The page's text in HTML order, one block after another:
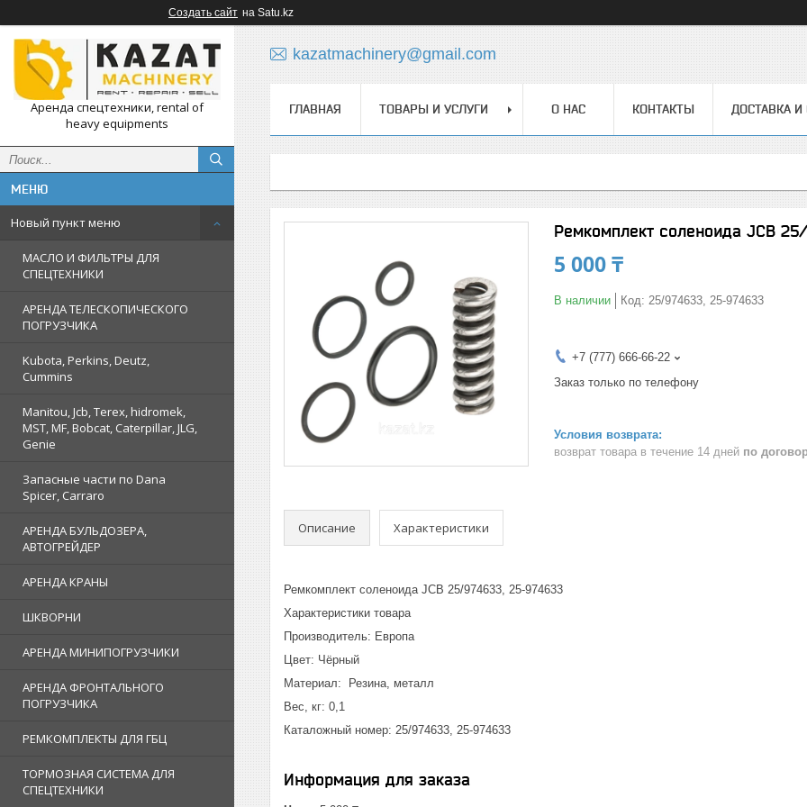
Создать сайт на Satu.kz
Аренда спецтехники, rental of
heavy equipments
Новый пункт меню
МАСЛО И ФИЛЬТРЫ ДЛЯ
СПЕЦТЕХНИКИ
АРЕНДА ТЕЛЕСКОПИЧЕСКОГО
ПОГРУЗЧИКА
Kubota, Perkins, Deutz,
Cummins
Manitou, Jcb, Terex, hidromek,
MST, MF, Bobcat, Caterpillar, JLG,
Genie
Запасные части по Dana
Spicer, Carraro
АРЕНДА БУЛЬДОЗЕРА,
АВТОГРЕЙДЕР
АРЕНДА КРАНЫ
ШКВОРНИ
АРЕНДА МИНИПОГРУЗЧИКИ
АРЕНДА ФРОНТАЛЬНОГО
ПОГРУЗЧИКА
РЕМКОМПЛЕКТЫ ДЛЯ ГБЦ
ТОРМОЗНАЯ СИСТЕМА ДЛЯ
СПЕЦТЕХНИКИ
kazatmachinery@gmail.com
ГЛАВНАЯ ТОВАРЫ И УСЛУГИ О НАС КОНТАКТЫ ДОСТАВКА И
Ремкомплект соленоида JCB
5 000 ₸
В наличии Код: 25/974633, 25-974633
+7 (777) 666-66-22
Заказ только по телефону
возврат товара в течение 14 дней по
Описание Характеристики
Ремкомплект соленоида JCB 25/974633, 25-974633
Характеристики товара
Производитель: Европа
Цвет: Чёрный
Материал: Резина, металл
Вес, кг: 0,1
Каталожный номер: 25/974633, 25-974633
Информация для заказа